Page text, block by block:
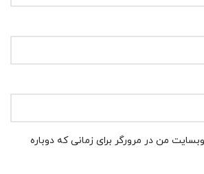
من در مرورگر برای زمانی که دوباره